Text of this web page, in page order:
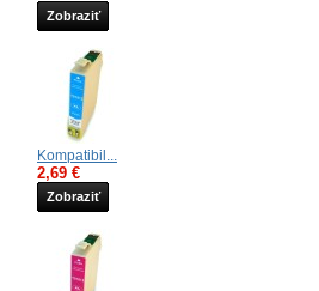
Zobraziť
Kompatibil...
2,69 €
Zobraziť